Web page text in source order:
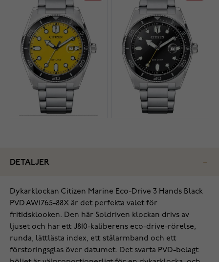
DETALJER
Dykarklockan Citizen Marine Eco-Drive 3 Hands Black
PVD AW1765-88X är det perfekta valet för
fritidsklooken. Den här Soldriven klockan drivs av
ljuset och har ett J810-kaliberens eco-drive-rörelse,
runda, lättlästa index, ett stålarmband och ett
förstoringsglas över datumet. Det svarta PVD-belagt